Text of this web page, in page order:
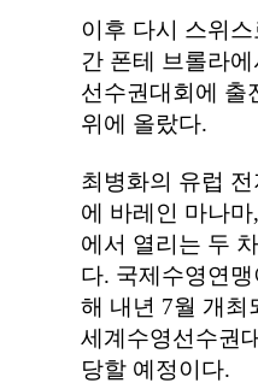
이후 다시 스위
간 폰테 브롤라
선수권대회에 출
위에 올랐다.
최병화의 유럽
에 바레인 마나마
에서 열리는 두
다. 국제수영연
해 내년 7월 개최
세계수영선수권
당할 예정이다.